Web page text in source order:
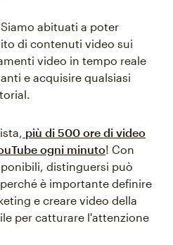
abituati a poter
di contenuti video sui
video in tempo reale
e acquisire qualsiasi
più di 500 ore di video
ogni minuto! Con
distinguersi può
è importante definire
e creare video della
per catturare l'attenzione